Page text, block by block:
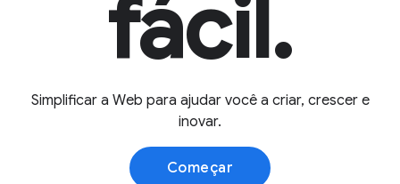
fácil.
Simplificar a Web para ajudar você a criar, crescer e
inovar.
Começar